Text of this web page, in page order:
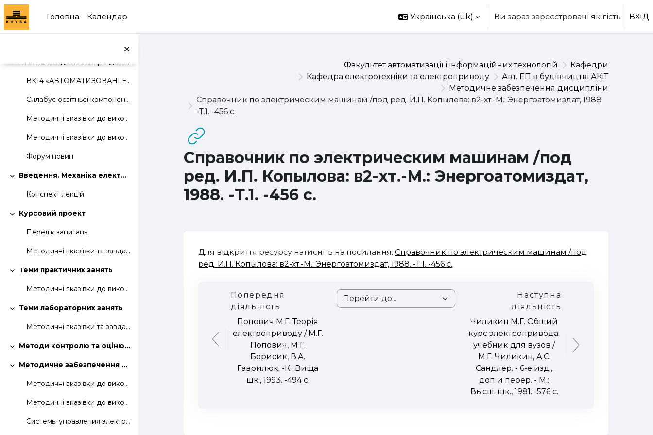
Перейти до головного вмісту
Головна
Календар Українська ‎(uk)‎ Ви зараз зареєстровані як гість ВХІД
Згорнути
Загальні відомості про дисципліну:
ВК14 «АВТОМАТИЗОВАНІ ЕЛЕКТРОПРИВОДИ»
Силабус освітньої компоненти
Методичні вказівки до виконання розрахунково-графічної роботи
Методичні вказівки до виконання практичних занять
Форум новин
Згорнути
Введення. Механіка електроприводу
Конспект лекцій
Згорнути
Курсовий проект
Перелік запитань
Методичні вказівки та завдання до виконання розрахунково-графічної роботи
Згорнути
Теми практичних занять
Методичні вказівки до виконання практичних занять
Згорнути
Теми лабораторних занять
Методичні вказівки та завдання до виконання лаброторних робіт
Згорнути
Методи контролю та оцінювання знань студентів
Згорнути
Методичне забезпечення дисципліни
Методичні вказівки до виконання практичних завдань
Методичні вказівки до виконання лаброторних робіт
Системы управления электроприводами
Факультет автоматизації і інформаційних технологій
Кафедри
Кафедра електротехніки та електроприводу
Авт. ЕП в будівництві АКіТ
Методичне забезпечення дисципліни
Справочник по электрическим машинам /под ред. И.П. Копылова: в2-хт.-М.: Энергоатомиздат, 1988.
-Т.1. -456 с.
Справочник по электрическим машинам /под
ред. И.П. Копылова: в2-хт.-М.: Энергоатомиздат,
1988. -Т.1. -456 с.
Для відкриття ресурсу натисніть на посилання:Справочник по электрическим машинам /под
ред. И.П. Копылова: в2-хт.-М.: Энергоатомиздат, 1988. -Т.1. -456 с..
Попередня
діяльність
Попович М.Г. Теорія
електроприводу / М.Г.
Попович, М Г.
Борисик, В.А.
Гаврилюк. -К.: Вища
шк., 1993. -494 с.
Перейти до...
Наступна
діяльність
Чиликин М.Г. Общий
курс электропривода:
учебник для вузов /
М.Г. Чиликин, А.С.
Сандлер. - 6-е изд.,
доп и перер. - М.:
Высш. шк., 1981. -576 с.